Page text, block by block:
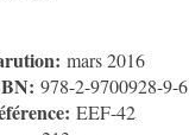
mars 2016
978-2-9700928-9-6
EEF-42